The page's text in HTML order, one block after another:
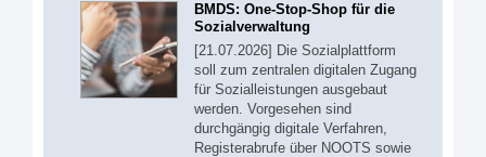
BMDS: One-Stop-Shop für die
Sozialverwaltung
[21.07.2026] Die Sozialplattform
soll zum zentralen digitalen Zugang
für Sozialleistungen ausgebaut
werden. Vorgesehen sind
durchgängig digitale Verfahren,
Registerabrufe über NOOTS sowie